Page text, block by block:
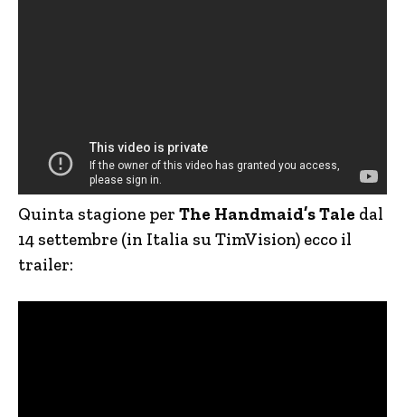
Quinta stagione per The Handmaid’s Tale dal
14 settembre (in Italia su TimVision) ecco il
trailer: